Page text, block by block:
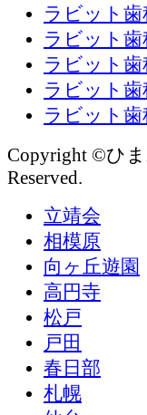
ラビット歯
ラビット歯
ラビット歯
ラビット歯
ラビット歯
Copyright ©ひま
Reserved.
立靖会
相模原
向ヶ丘遊園
高円寺
松戸
戸田
春日部
札幌